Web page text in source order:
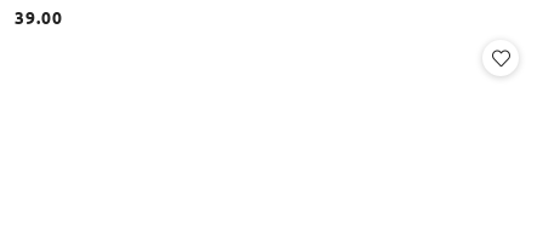
Cena:
39.00